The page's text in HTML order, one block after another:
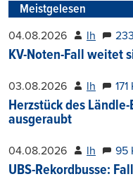
Meistgelesen
04.08.2026 lh
KV-Noten-Fall weitet
03.08.2026 lh
Herzstück des
ausgeraubt
04.08.2026 lh 95
UBS-Rekordbusse: